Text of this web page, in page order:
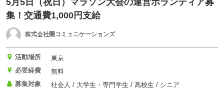
5月5日（祝日）マラソン大会の運営ボランティア募
集！交通費1,000円支給
株式会社團コミュニケーションズ
活動場所
東京
必要経費
無料
募集対象
社会人 / 大学生・専門学生 / 高校生 / シニア